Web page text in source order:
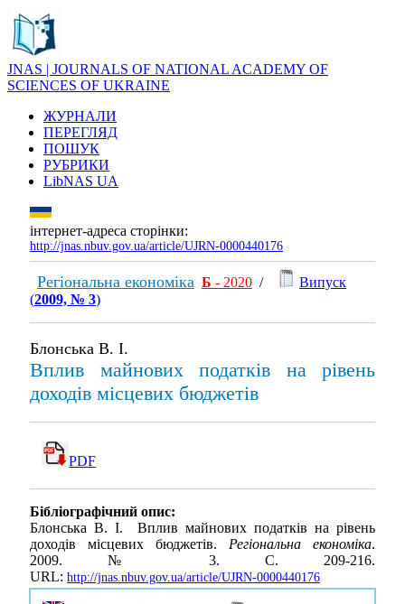
JNAS | JOURNALS OF NATIONAL ACADEMY OF
SCIENCES OF UKRAINE
ЖУРНАЛИ
ПЕРЕГЛЯД
ПОШУК
РУБРИКИ
LibNAS UA
інтернет-адреса сторінки:
http://jnas.nbuv.gov.ua/article/UJRN-0000440176
Регіональна економіка Б - 2020 /
Випуск
(2009, № 3)
Блонська В. І.
Вплив майнових податків на рівень
доходів місцевих бюджетів
PDF
Бібліографічний опис:
Блонська В. І. Вплив майнових податків на рівень
доходів місцевих бюджетів. Регіональна економіка.
2009. № 3. С. 209-216.
URL: http://jnas.nbuv.gov.ua/article/UJRN-0000440176